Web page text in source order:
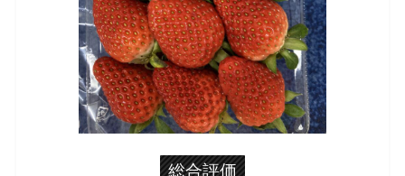
総合評価